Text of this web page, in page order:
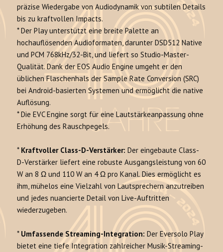
präzise Wiedergabe von Audiodynamik von subtilen Details
bis zu kraftvollen Impacts.
* Der Play unterstützt eine breite Palette an
hochauflösenden Audioformaten, darunter DSD512 Native
und PCM 768kHz/32-Bit, und liefert so Studio-Master-
Qualität. Dank der EOS Audio Engine umgeht er den
üblichen Flaschenhals der Sample Rate Conversion (SRC)
bei Android-basierten Systemen und ermöglicht die native
Auflösung.
* Die EVC Engine sorgt für eine Lautstärkeanpassung ohne
Erhöhung des Rauschpegels.
* Kraftvoller Class-D-Verstärker: Der eingebaute Class-
D-Verstärker liefert eine robuste Ausgangsleistung von 60
W an 8 Ω und 110 W an 4 Ω pro Kanal. Dies ermöglicht es
ihm, mühelos eine Vielzahl von Lautsprechern anzutreiben
und jedes nuancierte Detail von Live-Auftritten
wiederzugeben.
* Umfassende Streaming-Integration: Der Eversolo Play
bietet eine tiefe Integration zahlreicher Musik-Streaming-